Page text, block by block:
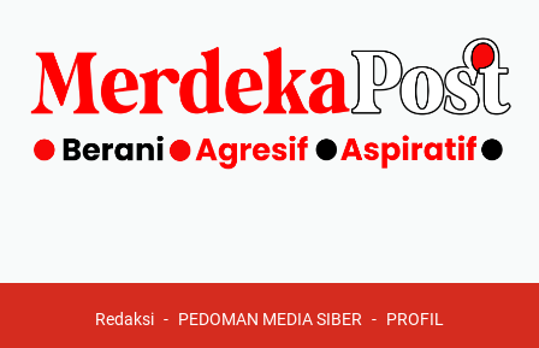
Redaksi PEDOMAN MEDIA SIBER PROFIL